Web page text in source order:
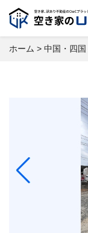
ホーム > 中国・四国